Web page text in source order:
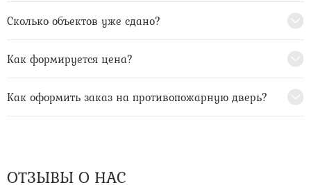
Сколько объектов уже сдано?
Как формируется цена?
Как оформить заказ на противопожарную дверь?
ОТЗЫВЫ О НАС